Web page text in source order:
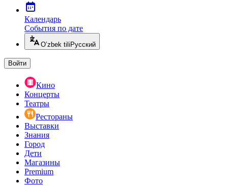
Календарь
События по дате
O’zbek tili Русский
Войти
Кино
Концерты
Театры
Рестораны
Выставки
Знания
Город
Дети
Магазины
Premium
Фото